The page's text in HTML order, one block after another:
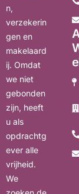
n,
verzekerin
gen en
makelaard
ij. Omdat
we niet
gebonden
zijn, heeft
u als
opdrachtg
ever alle
vrijheid.
We